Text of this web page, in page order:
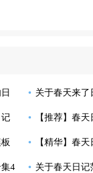
关于春天来了
汇总10篇
【推荐】春天
集合7篇
【精华】春天
篇
4 关于春天日记